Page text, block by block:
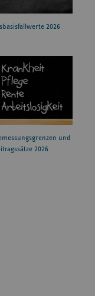
2026
und
2026